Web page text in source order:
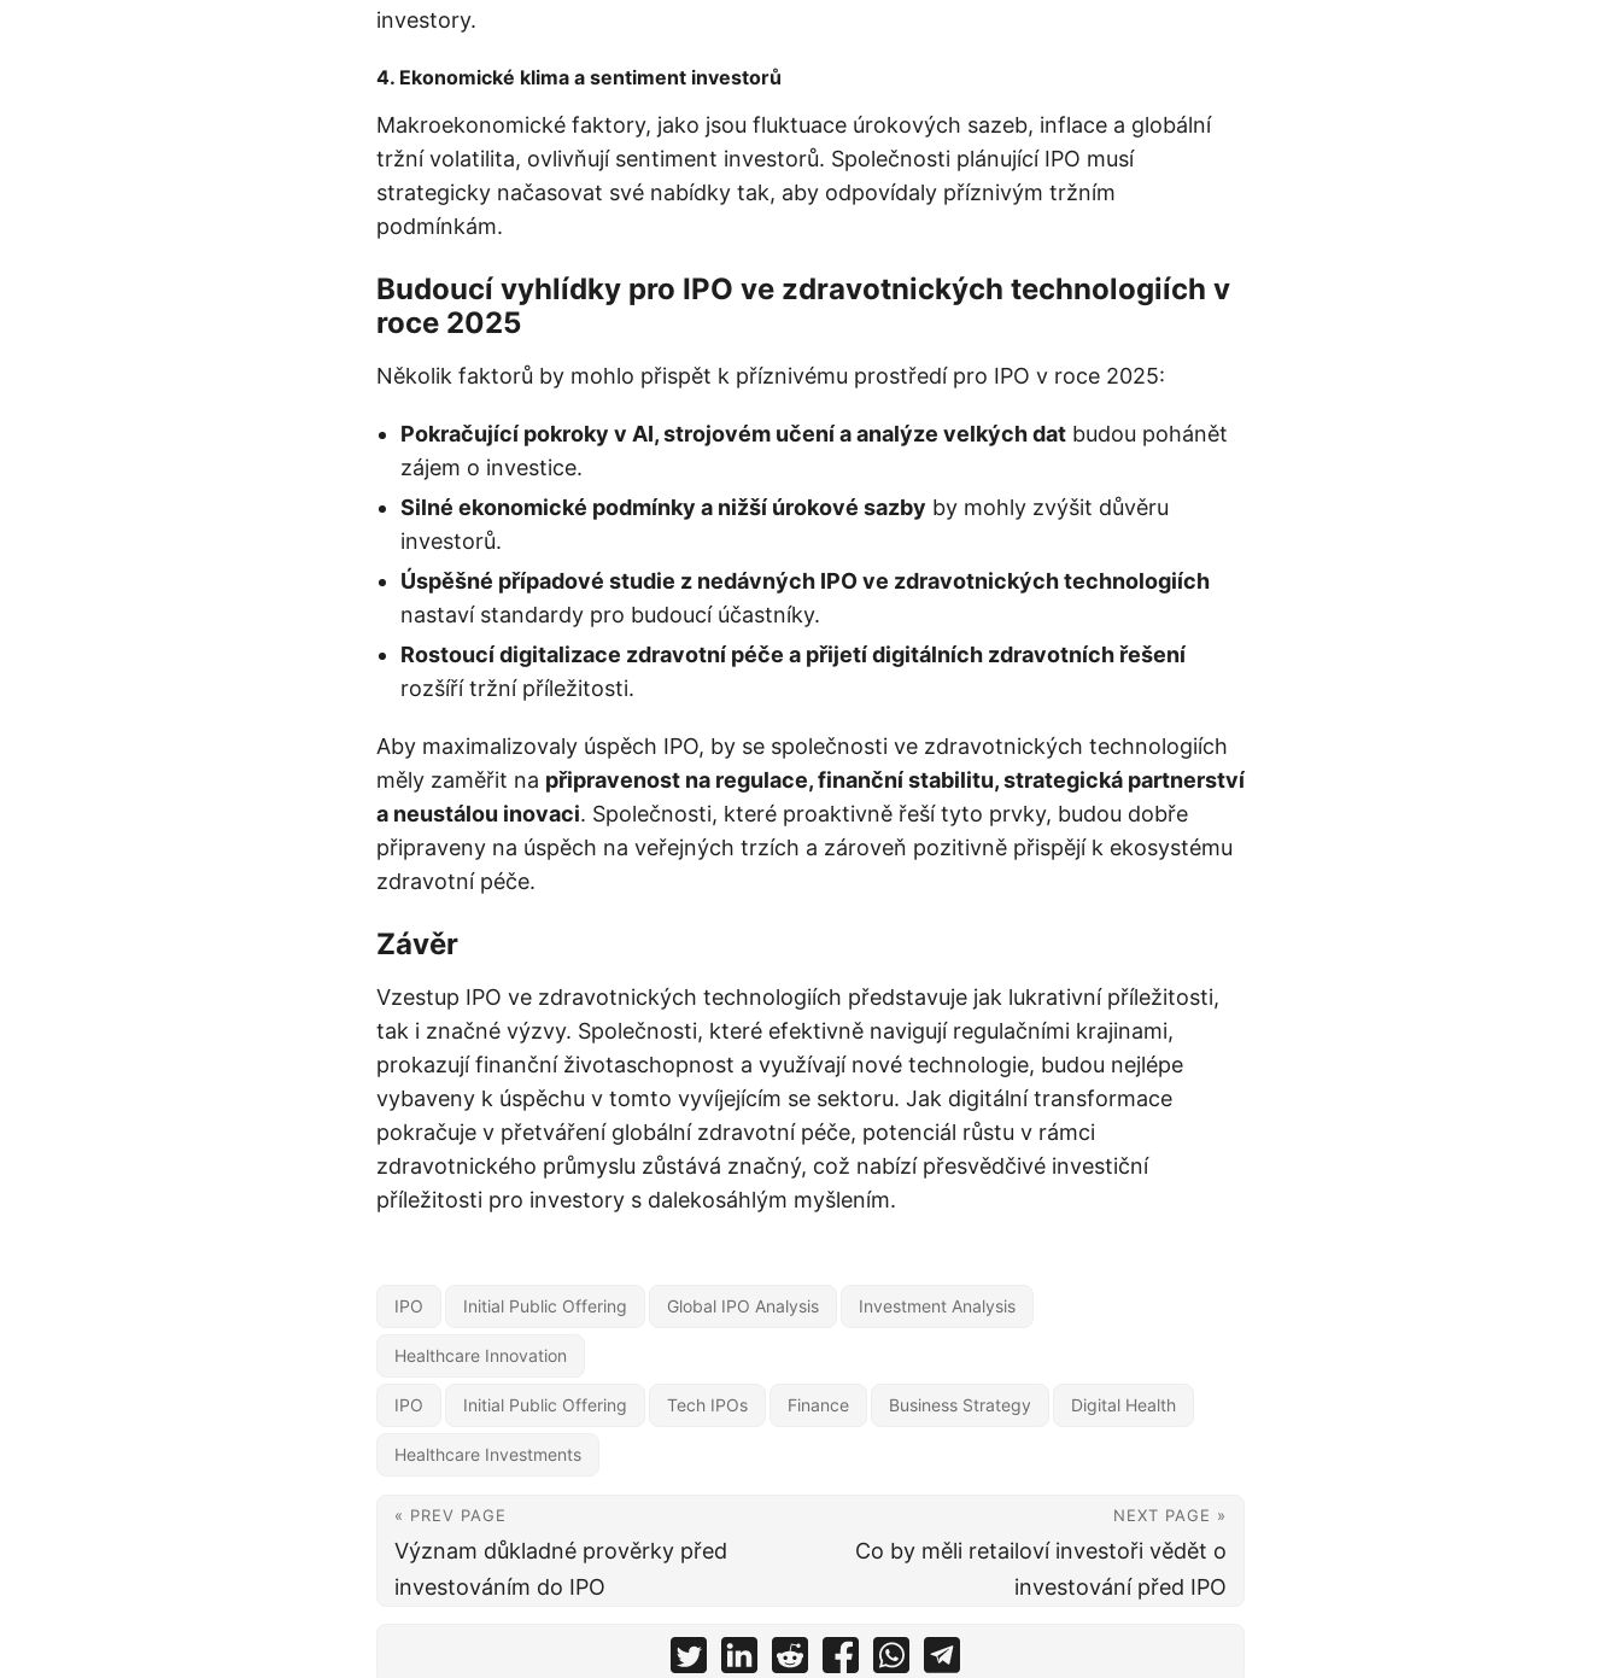
investory.
4. Ekonomické klima a sentiment investorů
Makroekonomické faktory, jako jsou fluktuace úrokových sazeb, inflace a globální
tržní volatilita, ovlivňují sentiment investorů. Společnosti plánující IPO musí
strategicky načasovat své nabídky tak, aby odpovídaly příznivým tržním
podmínkám.
Budoucí vyhlídky pro IPO ve zdravotnických technologiích v
roce 2025
Několik faktorů by mohlo přispět k příznivému prostředí pro IPO v roce 2025:
Pokračující pokroky v AI, strojovém učení a analýze velkých dat budou pohánět
zájem o investice.
Silné ekonomické podmínky a nižší úrokové sazby by mohly zvýšit důvěru
investorů.
Úspěšné případové studie z nedávných IPO ve zdravotnických technologiích
nastaví standardy pro budoucí účastníky.
Rostoucí digitalizace zdravotní péče a přijetí digitálních zdravotních řešení
rozšíří tržní příležitosti.
Aby maximalizovaly úspěch IPO, by se společnosti ve zdravotnických technologiích
měly zaměřit na připravenost na regulace, finanční stabilitu, strategická partnerství
a neustálou inovaci. Společnosti, které proaktivně řeší tyto prvky, budou dobře
připraveny na úspěch na veřejných trzích a zároveň pozitivně přispějí k ekosystému
zdravotní péče.
Závěr
Vzestup IPO ve zdravotnických technologiích představuje jak lukrativní příležitosti,
tak i značné výzvy. Společnosti, které efektivně navigují regulačními krajinami,
prokazují finanční životaschopnost a využívají nové technologie, budou nejlépe
vybaveny k úspěchu v tomto vyvíjejícím se sektoru. Jak digitální transformace
pokračuje v přetváření globální zdravotní péče, potenciál růstu v rámci
zdravotnického průmyslu zůstává značný, což nabízí přesvědčivé investiční
příležitosti pro investory s dalekosáhlým myšlením.
IPO Initial Public Offering Global IPO Analysis Investment Analysis
Healthcare Innovation
IPO Initial Public Offering Tech IPOs Finance Business Strategy Digital Health
Healthcare Investments
« PREV PAGE
Význam důkladné prověrky před
investováním do IPO
NEXT PAGE »
Co by měli retailoví investoři vědět o
investování před IPO